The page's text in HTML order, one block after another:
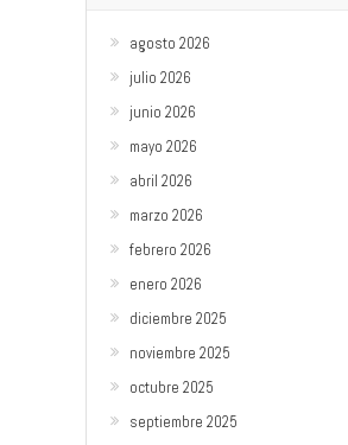
agosto 2026
julio 2026
junio 2026
mayo 2026
abril 2026
marzo 2026
febrero 2026
enero 2026
diciembre 2025
noviembre 2025
octubre 2025
septiembre 2025